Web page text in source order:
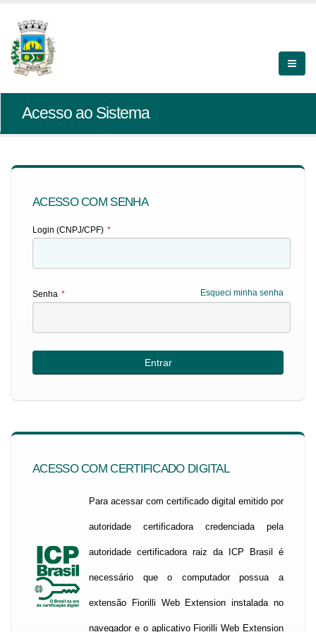
Acesso ao Sistema
ACESSO COM SENHA
Login (CNPJ/CPF) *
Esqueci minha senha
Senha *
ACESSO COM CERTIFICADO DIGITAL
Para acessar com certificado digital emitido por
autoridade certificadora credenciada pela
autoridade certificadora raiz da ICP Brasil é
necessário que o computador possua a
extensão Fiorilli Web Extension instalada no
navegador e o aplicativo Fiorilli Web Extension